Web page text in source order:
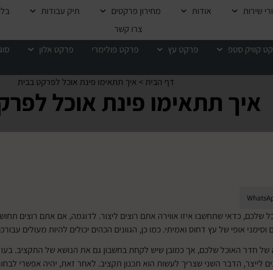
שירות אודות מחירון פרקטים תיק עבודות
צרו קשר
קוויק סטפ פרקט עץ פרקט פולימרי פרקט אלון
דף הבית > איך תתאימו פינת אוכל לפרקט בבית
איך תתאימו פינת אוכל
כדאי שתחשבו איזו אווירה אתם רוצים ליצור. לדוגמה, אם אתם רוצים
אופי של עץ דחוס ואמיתי. כמו כן, הגוונים הכהים יכולים להיות מעולים
של חדר האוכל שלכם, אך כמובן שיש לקחת בחשבון גם את הנושא של התקציב.
לייצר, הדבר השני שצריך לעשות הוא תכנון תקציב. לאחר זאת, יהיה אפשרי